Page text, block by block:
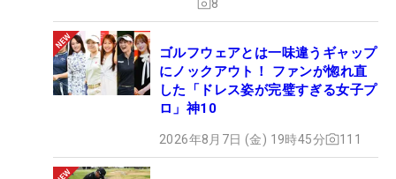
8
ゴルフウェアとは一味違うギャップ
にノックアウト！ ファンが惚れ直
した「ドレス姿が完璧すぎる女子プ
ロ」神10
2026年8月7日 (金) 19時45分 111